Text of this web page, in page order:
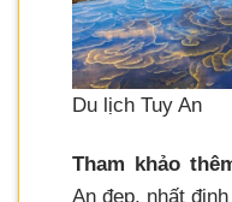
Du lịch Tuy An
Tham khảo
An đẹp, nhất